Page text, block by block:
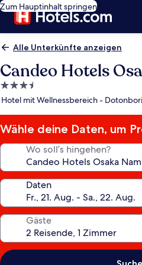
Zum Hauptinhalt springen
Alle Unterkünfte anzeigen
Candeo Hotels
3.5-
Sterne-
Hotel mit Wellnessbereich -
Wähle deine Daten, um
Wo soll’s hingehen?
Daten
Gäste